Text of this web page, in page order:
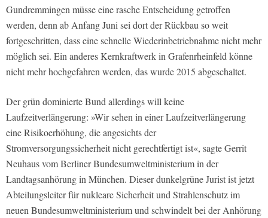
Gundremmingen müsse eine rasche Entscheidung getroffen
werden, denn ab Anfang Juni sei dort der Rückbau so weit
fortgeschritten, dass eine schnelle Wiederinbetriebnahme nicht mehr
möglich sei. Ein anderes Kernkraftwerk in Grafenrheinfeld könne
nicht mehr hochgefahren werden, das wurde 2015 abgeschaltet.
Der grün dominierte Bund allerdings will keine
Laufzeitverlängerung: »Wir sehen in einer Laufzeitverlängerung
eine Risikoerhöhung, die angesichts der
Stromversorgungssicherheit nicht gerechtfertigt ist«, sagte Gerrit
Neuhaus vom Berliner Bundesumweltministerium in der
Landtagsanhörung in München. Dieser dunkelgrüne Jurist ist jetzt
Abteilungsleiter für nukleare Sicherheit und Strahlenschutz im
neuen Bundesumweltministerium und schwindelt bei der Anhörung